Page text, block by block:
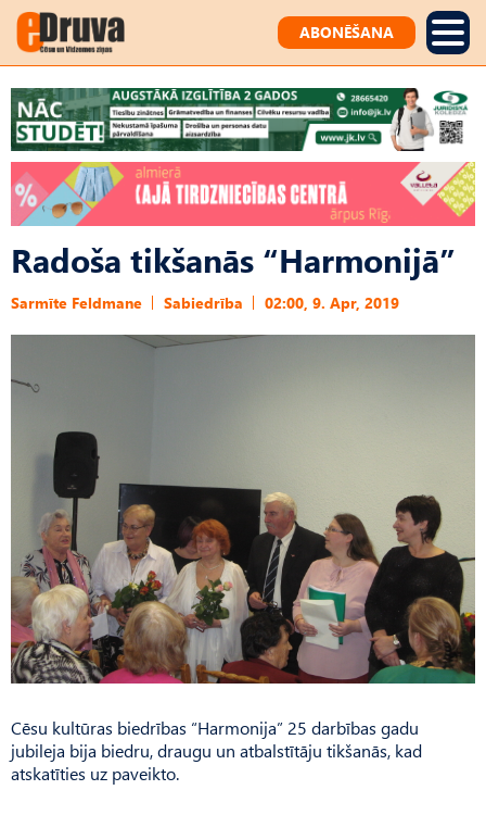
ABONĒŠANA
Radoša tikšanās “Harmonijā”
Sarmīte Feldmane Sabiedrība 02:00, 9. Apr, 2019
Cēsu kultūras biedrības “Harmonija” 25 darbības gadu
jubileja bija biedru, draugu un atbalstītāju tikšanās, kad
atskatīties uz paveikto.